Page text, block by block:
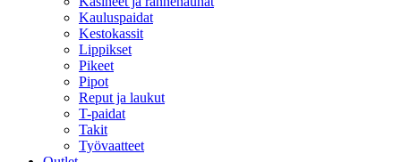
Kauluspaidat
Kestokassit
Lippikset
Pikeet
Pipot
Reput ja laukut
T-paidat
Takit
Työvaatteet